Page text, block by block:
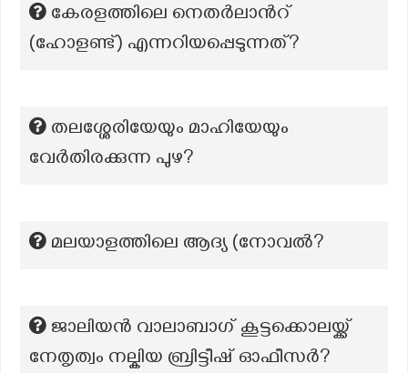
കേരളത്തിലെ നെതർലാന്‍റ്
(ഹോളണ്ട്) എന്നറിയപ്പെടുന്നത്?
തലശ്ശേരിയേയും മാഹിയേയും
വേർതിരക്കുന്ന പുഴ?
മലയാളത്തിലെ ആദ്യ (നോവല്‍?
ജാലിയൻ വാലാബാഗ് കൂട്ടക്കൊലയ്ക്ക്
നേതൃത്വം നല്കിയ ബ്രിട്ടീഷ് ഓഫീസർ?